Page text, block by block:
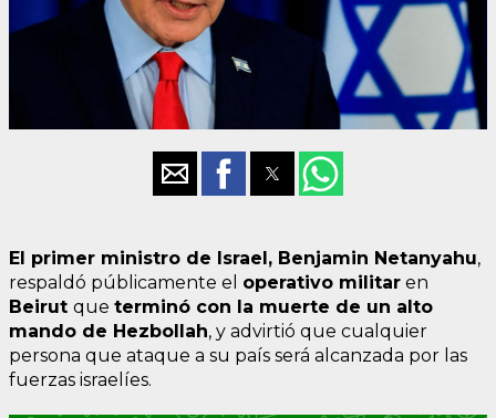
El primer ministro de Israel, Benjamin Netanyahu,
respaldó públicamente el operativo militar en
Beirut que terminó con la muerte de un alto
mando de Hezbollah, y advirtió que cualquier
persona que ataque a su país será alcanzada por las
fuerzas israelíes.